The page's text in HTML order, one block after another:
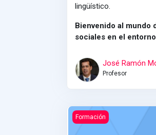
lingüístico.
Bienvenido al mundo
sociales en el
José Ramón
Profesor
Acoso laboral
Formación